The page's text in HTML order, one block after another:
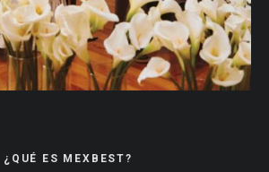
¿QUÉ ES MEXBEST?